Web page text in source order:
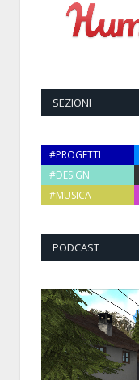
SEZIONI
#PROGETTI
#DESIGN
#MUSICA
PODCAST